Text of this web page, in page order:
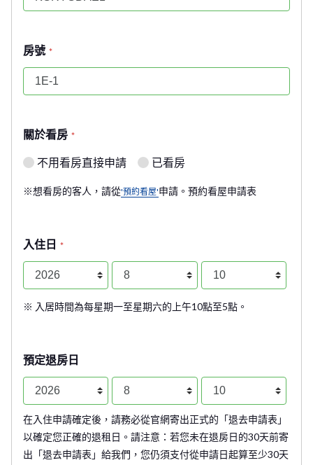
房號 *
關於看房 *
不用看房直接申請 已看房
※想看房的客人，請從'預約看屋'申請。預約看屋申請表
入住日 *
※ 入居時間為每星期一至星期六的上午10點至5點。
預定退房日
在入住申請確定後，請務必從官網寄出正式的「退去申請表」
以確定您正確的退租日。請注意：若您未在退房日的30天前寄
出「退去申請表」給我們，您仍須支付從申請日起算至少30天